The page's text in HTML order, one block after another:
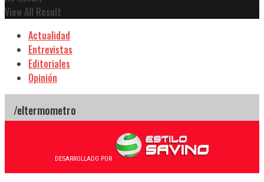
View All Result
Actualidad
Entrevistas
Editoriales
Opinión
DESARROLLADO POR